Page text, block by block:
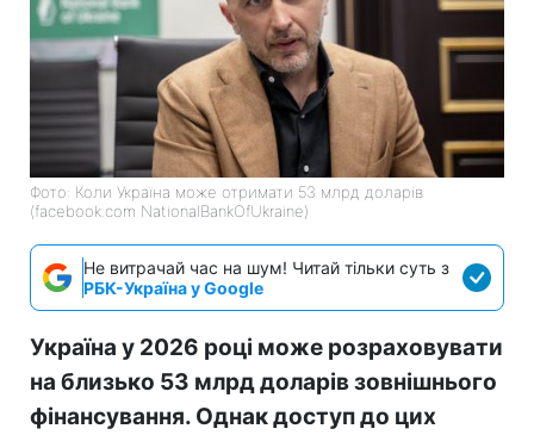
Фото: Коли Україна може отримати 53 млрд доларів
(facebook.com NationalBankOfUkraine)
Не витрачай час на шум! Читай тільки суть з
РБК-Україна у Google
Україна у 2026 році може розраховувати
на близько 53 млрд доларів зовнішнього
фінансування. Однак доступ до цих